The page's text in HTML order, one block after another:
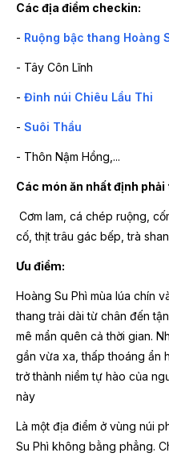
Các địa điểm checkin:
- Ruộng bậc thang Hoàng
- Tây Côn Lĩnh
- Đỉnh núi Chiêu Lầu Thi
- Suôi Thầu
- Thôn Nậm Hồng,...
Các món ăn nhất định phải
Cơm lam, cá chép ruộng,
cố, thịt trâu gác bếp, trà
Ưu điểm:
Hoàng Su Phì mùa lúa chín
thang trải dài từ chân đến
mê mẩn quên cả thời gian.
gần vừa xa, thấp thoáng ẩn
trở thành niềm tự hào của
này
Là một địa điểm ở vùng núi
Su Phì không bằng phẳng.